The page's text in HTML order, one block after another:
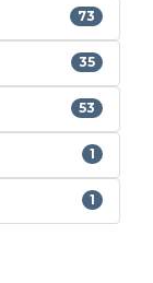
73
35
53
1
1